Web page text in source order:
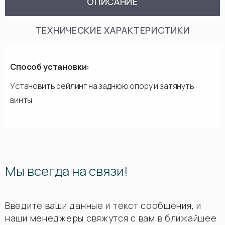
ТЕХНИЧЕСКИЕ ХАРАКТЕРИСТИКИ
Способ установки:
Установить рейлинг на заднюю опору и затянуть
винты.
Мы всегда на связи!
Введите ваши данные и текст сообщения, и
наши менеджеры свяжутся с вам в ближайшее